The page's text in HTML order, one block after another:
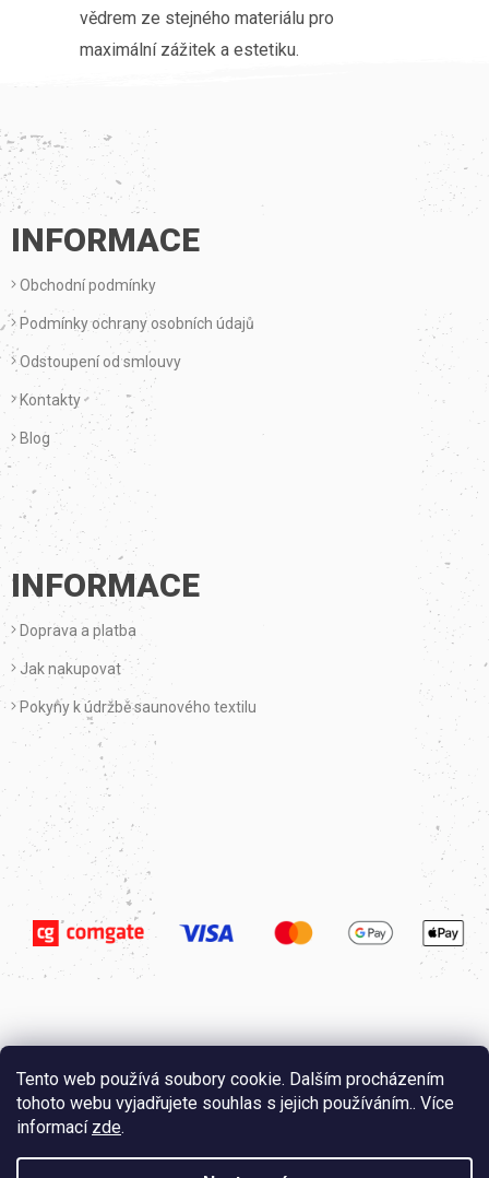
Tento web používá soubory cookie. Dalším procházením
tohoto webu vyjadřujete souhlas s jejich používáním.. Více
informací zde.
vědrem ze stejného materiálu pro
maximální zážitek a estetiku.
Z
Á
P
Í
INFORMACE
Obchodní podmínky
Podmínky ochrany osobních údajů
Odstoupení od smlouvy
Kontakty
Blog
INFORMACE
Doprava a platba
Jak nakupovat
Pokyny k údržbě saunového textilu